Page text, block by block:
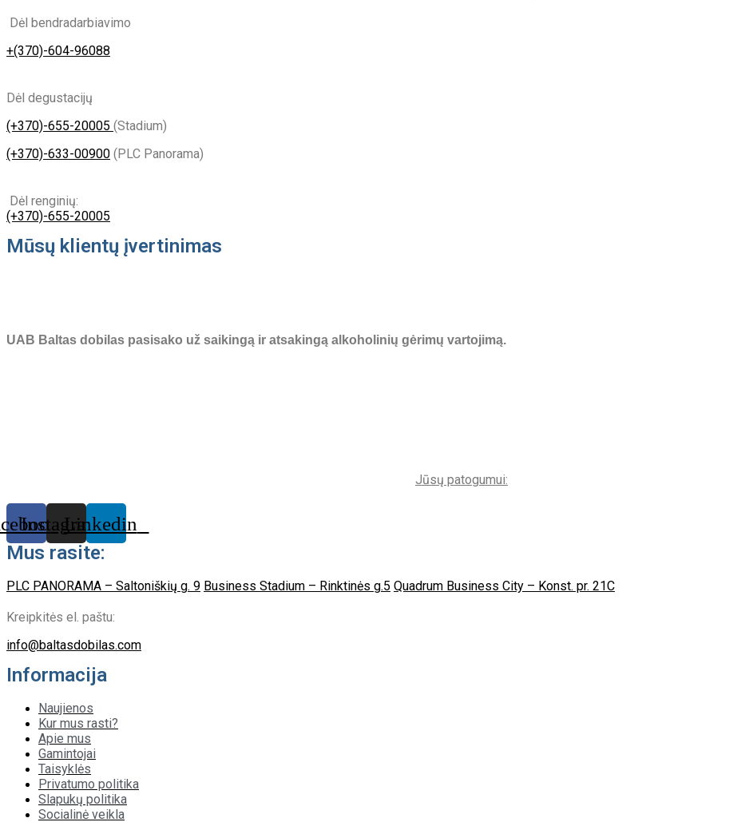
Dėl bendradarbiavimo
+(370)-604-96088
Dėl degustacijų
(+370)-655-20005 (Stadium)
(+370)-633-00900 (PLC Panorama)
Dėl renginių:
(+370)-655-20005
Mūsų klientų įvertinimas
UAB Baltas dobilas pasisako už saikingą ir atsakingą alkoholinių gėrimų vartojimą.
Jūsų patogumui:
InstagramLinkedin
Mus rasite:
PLC PANORAMA – Saltoniškių g. 9 Business Stadium – Rinktinės g.5 Quadrum Business City – Konst. pr. 21C
Kreipkitės el. paštu:
info@baltasdobilas.com
Informacija
Naujienos
Kur mus rasti?
Apie mus
Gamintojai
Taisyklės
Privatumo politika
Slapukų politika
Socialinė veikla